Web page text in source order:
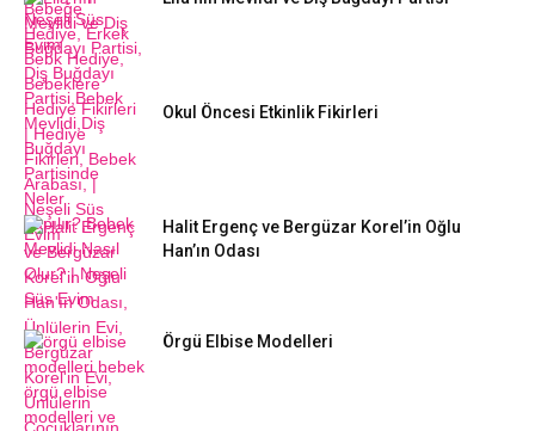
Okul Öncesi Etkinlik Fikirleri
Halit Ergenç ve Bergüzar Korel’in Oğlu
Han’ın Odası
Örgü Elbise Modelleri